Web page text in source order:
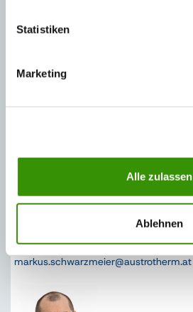
Statistiken
Marketing
Alle zulassen
Ablehnen
TECHNISCHE BERATUNG
markus.schwarzmeier@austrotherm.at